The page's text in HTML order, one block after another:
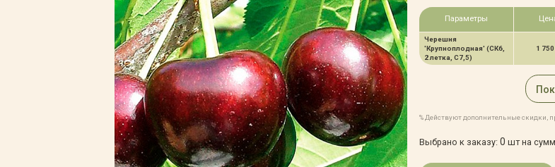
Водные растения
Растения вертикального
озеленения
Формованные растения
Экостория
Товары для сада
Грунты, удобрения, отсыпка
Зимние товары
Крупномеры
Консультации специалистов
Портфолио
Прайс-листы
Правила оказания услуг
Доставка
Оплата
Гарантии
Автополив
Параметры
Черешня
'Крупноплодная' (СК6,
2 летка, С7,5)
1
% Действуют дополнительные скидки,
Выбрано к заказу: 0 шт на